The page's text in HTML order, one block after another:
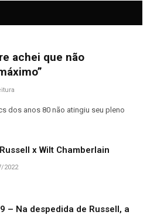
achei que não
dos anos 80 não atingiu seu pleno
x Wilt Chamberlain
2022
– Na despedida de Russell, a